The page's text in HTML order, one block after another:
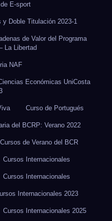
E-sport
Doble Titulación 2023-1
de Valor del Programa
La Libertad
NAF
Económicas UniCosta
Curso de Portugués
del BCRP: Verano 2022
Cursos de Verano del BCR
Cursos Internacionales
Cursos Internacionales
Internacionales 2023
Cursos Internacionales 2025